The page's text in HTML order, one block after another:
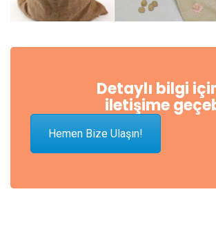
Detaylı bilgi
iletişime
Hemen Bize Ulaşın!